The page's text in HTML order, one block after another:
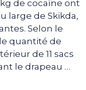
de cocaïne ont
large de Skikda,
Selon le
quantité de
de 11 sacs
le drapeau …